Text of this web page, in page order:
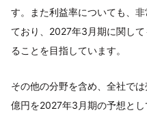
す。また利益率についても、
ており、2027年3月期に関し
ることを目指しています。
その他の分野を含め、全社で
億円を2027年3月期の予想とし